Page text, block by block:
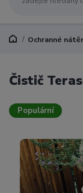
Ochranné
Čistič
Populární